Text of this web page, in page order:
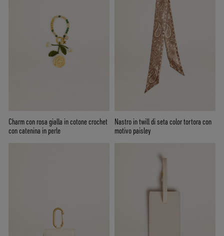
Charm con rosa gialla in cotone crochet
con catenina in perle
Nastro in twill di seta color tortora con
motivo paisley